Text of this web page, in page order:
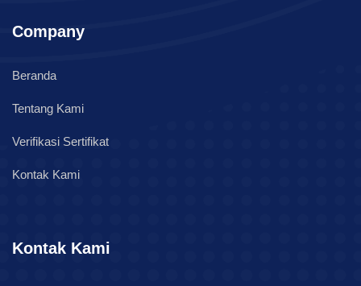
Company
Beranda
Tentang Kami
Verifikasi Sertifikat
Kontak Kami
Kontak Kami